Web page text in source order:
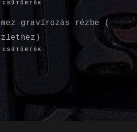
gravírozás rézbe (